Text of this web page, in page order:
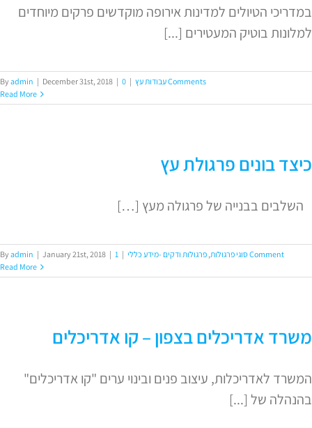
במדריכי הטיולים למדינות אירופה מוקדשים פרקים מיוחדים
למלונות בוטיק המעטירים [...]
Byadmin | December 31st, 2018 | עבודות עץ |
0 Comments
Read More
כיצד בונים פרגולת עץ
השלבים בבנייה של פרגולה מעץ […]
Byadmin | January 21st, 2018 | סוגי פרגולות, פרגולות ודקים -מידע כללי |
1 Comment
Read More
משרד אדריכלים בצפון – קו אדריכלים
המשרד לאדריכלות, עיצוב פנים ובינוי ערים "קו אדריכלים"
בהנהלה של [...]